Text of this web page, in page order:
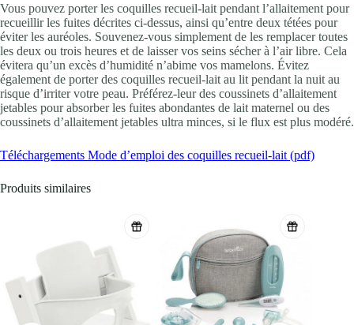
Vous pouvez porter les coquilles recueil-lait pendant l’allaitement pour
recueillir les fuites décrites ci-dessus, ainsi qu’entre deux tétées pour
éviter les auréoles. Souvenez-vous simplement de les remplacer toutes
les deux ou trois heures et de laisser vos seins sécher à l’air libre. Cela
évitera qu’un excès d’humidité n’abime vos mamelons. Évitez
également de porter des coquilles recueil-lait au lit pendant la nuit au
risque d’irriter votre peau. Préférez-leur des coussinets d’allaitement
jetables pour absorber les fuites abondantes de lait maternel ou des
coussinets d’allaitement jetables ultra minces, si le flux est plus modéré.
Téléchargements Mode d’emploi des coquilles recueil-lait (pdf)
Produits similaires